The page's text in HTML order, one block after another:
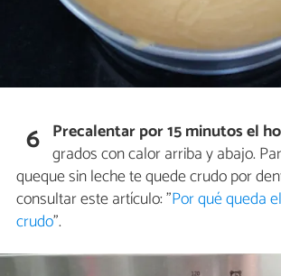
6 Precalentar por 15 minutos el
grados con calor arriba y abajo.
queque sin leche te quede crudo por
consultar este artículo: "Por qué queda
crudo".